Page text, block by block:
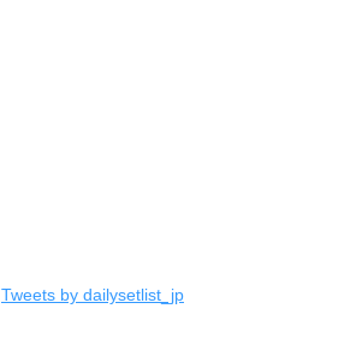
Tweets by dailysetlist_jp